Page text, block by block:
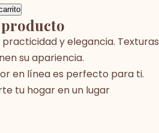
y elegancia. Texturas
su apariencia.
en línea es perfecto para ti.
tu hogar en un lugar